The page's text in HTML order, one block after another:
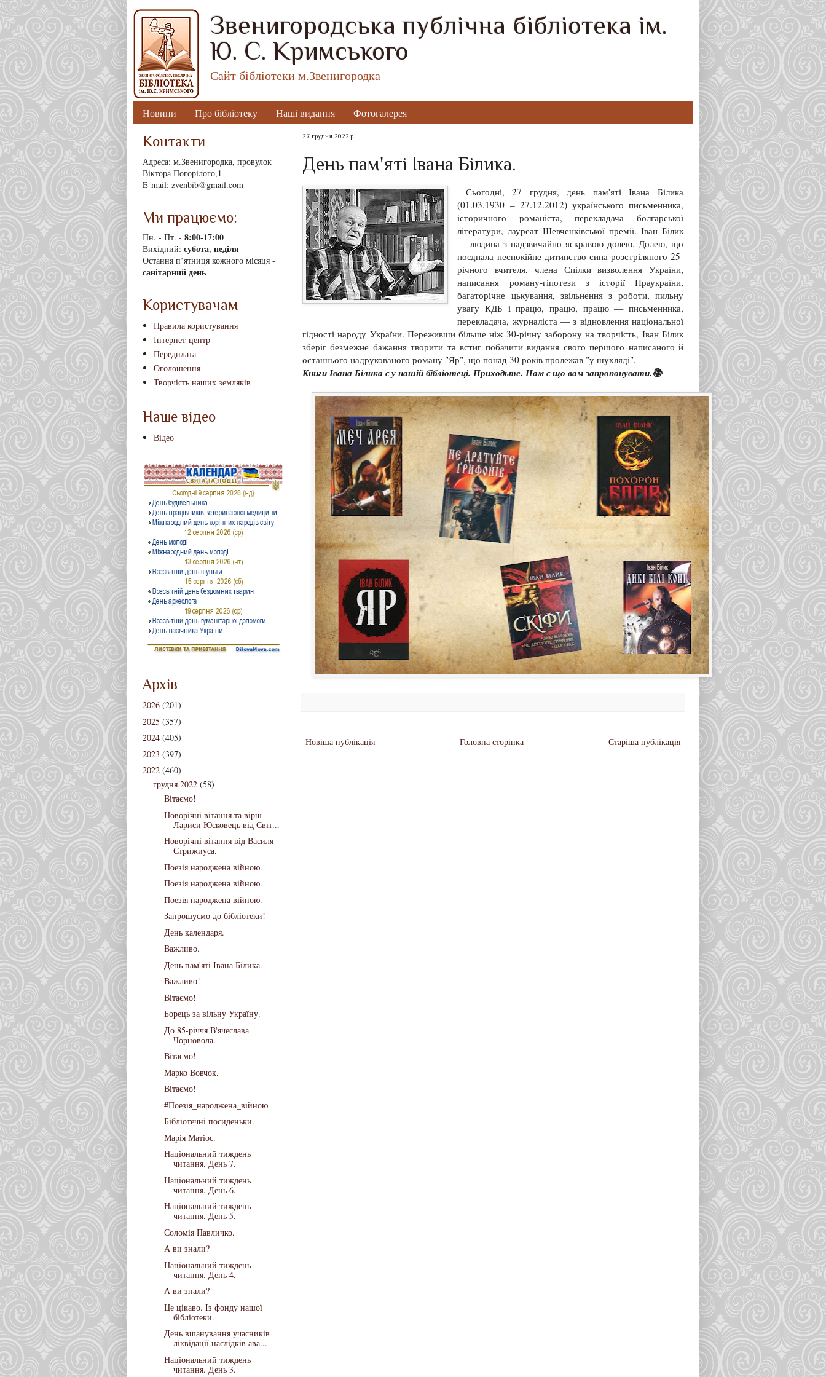
Звенигородська публічна бібліотека ім.
Ю. С. Кримського
Сайт бібліотеки м.Звенигородка
Новини Про бібліотеку Наші видання Фотогалерея
27 грудня 2022 р.
День пам'яті Івана Білика.
Сьогодні, 27 грудня, день пам'яті Івана Білика
(01.03.1930 – 27.12.2012) українського письменника,
історичного романіста, перекладача болгарської
літератури, лауреат Шевченківської премії. Іван Білик
— людина з надзвичайно яскравою долею. Долею, що
поєднала неспокійне дитинство сина розстріляного 25-
річного вчителя, члена Спілки визволення України,
написання роману-гіпотези з історії Праукраїни,
багаторічне цькування, звільнення з роботи, пильну
увагу КДБ і працю, працю, працю — письменника,
перекладача, журналіста — з відновлення національної
гідності народу України. Переживши більше ніж 30-річну заборону на творчість, Іван Білик
зберіг безмежне бажання творити та встиг побачити видання свого першого написаного й
останнього надрукованого роману "Яр", що понад 30 років пролежав "у шухляді".
Книги Івана Білика є у нашій бібліотеці. Приходьте. Нам є що вам запропонувати.📚
Новіша публікація Старіша публікація
Головна сторінка
Контакти
Адреса: м.Звенигородка, провулок
Віктора Погорілого,1
E-mail: zvenbib@gmail.com
Ми працюємо:
Пн. - Пт. - 8:00-17:00
Вихідний: субота, неділя
Остання п’ятниця кожного місяця -
санітарний день
Користувачам
Правила користування
Інтернет-центр
Передплата
Оголошення
Творчість наших земляків
Наше відео
Відео
Архів
2026 (201)
2025 (357)
2024 (405)
2023 (397)
2022 (460)
грудня 2022 (58)
Вітаємо!
Новорічні вітання та вірш
Лариси Юсковець від Світ...
Новорічні вітання від Василя
Стрижиуса.
Поезія народжена війною.
Поезія народжена війною.
Поезія народжена війною.
Запрошуємо до бібліотеки!
День календаря.
Важливо.
День пам'яті Івана Білика.
Важливо!
Вітаємо!
Борець за вільну Україну.
До 85-річчя В'ячеслава
Чорновола.
Вітаємо!
Марко Вовчок.
Вітаємо!
#Поезія_народжена_війною
Бібліотечні посиденьки.
Марія Матіос.
Національний тиждень
читання. День 7.
Національний тиждень
читання. День 6.
Національний тиждень
читання. День 5.
Соломія Павличко.
А ви знали?
Національний тиждень
читання. День 4.
А ви знали?
Це цікаво. Із фонду нашої
бібліотеки.
День вшанування учасників
ліквідації наслідків ава...
Національний тиждень
читання. День 3.